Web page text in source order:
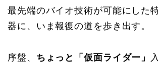
最先端のバイオ技術が可能にした
器に、いま報復の道を歩き出す。
序盤、 ちょっと「仮面ライダー」